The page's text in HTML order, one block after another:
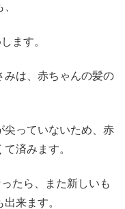
ます。
みは、赤ちゃんの髪の
尖っていないため、赤
済みます。
たら、また新しいも
来ます。